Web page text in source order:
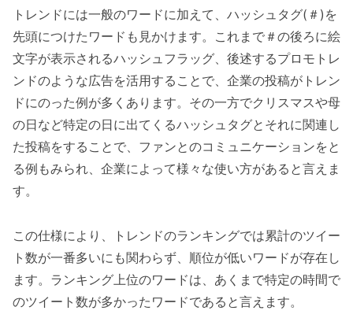
トレンドには一般のワードに加えて、ハッシュタグ(＃)を
先頭につけたワードも見かけます。これまで＃の後ろに絵
文字が表示されるハッシュフラッグ、後述するプロモトレ
ンドのような広告を活用することで、企業の投稿がトレン
ドにのった例が多くあります。その一方でクリスマスや母
の日など特定の日に出てくるハッシュタグとそれに関連し
た投稿をすることで、ファンとのコミュニケーションをと
る例もみられ、企業によって様々な使い方があると言えま
す。
この仕様により、トレンドのランキングでは累計のツイー
ト数が一番多いにも関わらず、順位が低いワードが存在し
ます。ランキング上位のワードは、あくまで特定の時間で
のツイート数が多かったワードであると言えます。